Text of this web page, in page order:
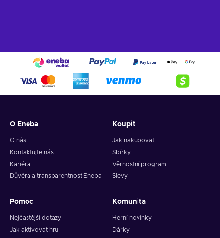
O Eneba
O nás
Kontaktujte nás
Kariéra
Důvěra a transparentnost Eneba
Koupit
Jak nakupovat
Sbírky
Věrnostní program
Slevy
Pomoc
Nejčastější dotazy
Jak aktivovat hru
Komunita
Herní novinky
Dárky